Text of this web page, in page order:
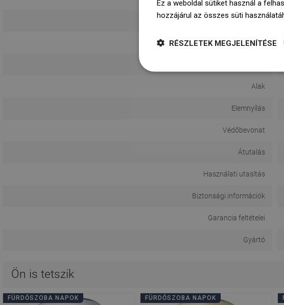
Felület
Anyag
Alak
Elemnyílás
Védőbevonat
Átutalás
Használati utasítás
Biztonsági információk
Garancia feltételei
Gyártó
Ön is tetszik
FÜRDŐSZOBA NAPOK FÜRDŐSZOBA NAPOK
Ez a weboldal sütiket használ a
hozzájárul az összes süti
RÉSZLETEK MEGJELENÍTÉSE